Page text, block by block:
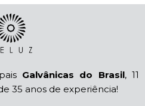
Galvânicas do Brasil, 11
35 anos de experiência!